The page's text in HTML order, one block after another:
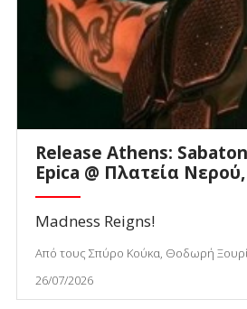
Release Athens:
Epica @ Πλατεία
Madness Reigns!
Από τους Σπύρο Κούκα, Θοδωρή
26/07/2026